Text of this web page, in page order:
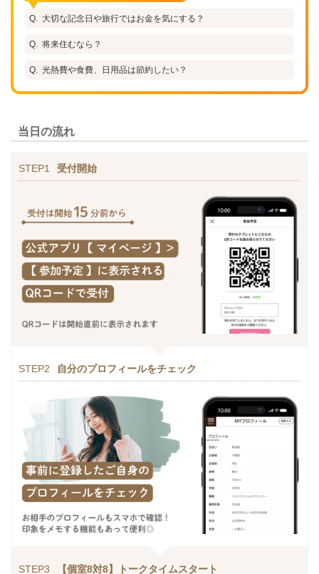
大切な記念日や旅行ではお金を気にする？
将来住むなら？
光熱費や食費、日用品は節約したい？
当日の流れ
STEP1 受付開始
STEP2 自分のプロフィールをチェック
STEP3 【個室8対8】トークタイムスタート